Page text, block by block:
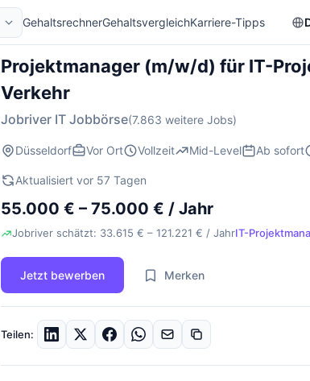
GehaltsrechnerGehaltsvergleichKarriere-Tipps
Projektmanager (m/w/d) für IT-
Verkehr
Jobriver IT Jobbörse(7.863 weitere Jobs)
Düsseldorf Vor Ort Vollzeit Mid-Level Ab sofort
Aktualisiert vor 57 Tagen
55.000 € – 75.000 € / Jahr
Jobriver schätzt: 33.615 € – 121.221 € / JahrIT-
Jetzt bewerben Merken
Teilen: